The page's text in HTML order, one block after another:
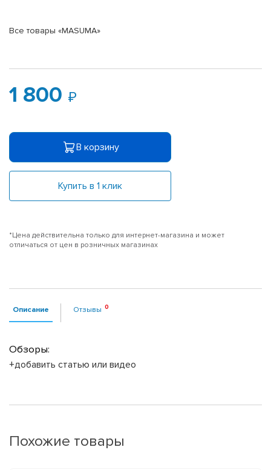
Все товары «MASUMA»
1 800
В корзину
Купить в 1 клик
*Цена действительна только для интернет-магазина и может
отличаться от цен в розничных магазинах
Описание Отзывы
Обзоры:
+добавить статью или видео
Похожие товары